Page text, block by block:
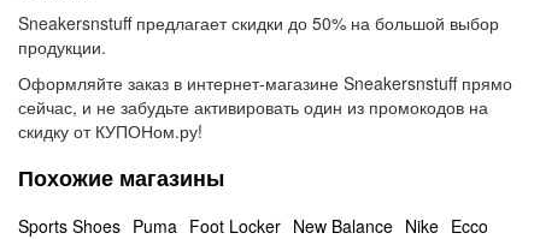
Sneakersnstuff предлагает скидки до 50% на большой выбор
продукции.
Оформляйте заказ в интернет-магазине Sneakersnstuff прямо
сейчас, и не забудьте активировать один из промокодов на
скидку от КУПОНом.ру!
Похожие магазины
Sports Shoes Puma Foot Locker New Balance Nike Ecco